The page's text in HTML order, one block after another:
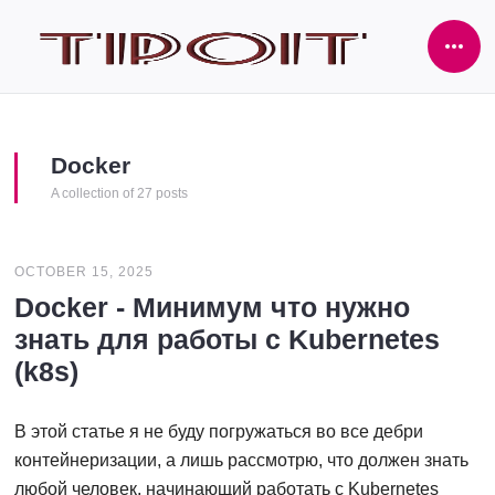
Docker
A collection of 27 posts
OCTOBER 15, 2025
Docker - Минимум что нужно
знать для работы с Kubernetes
(k8s)
В этой статье я не буду погружаться во все дебри
контейнеризации, а лишь рассмотрю, что должен знать
любой человек, начинающий работать с Kubernetes